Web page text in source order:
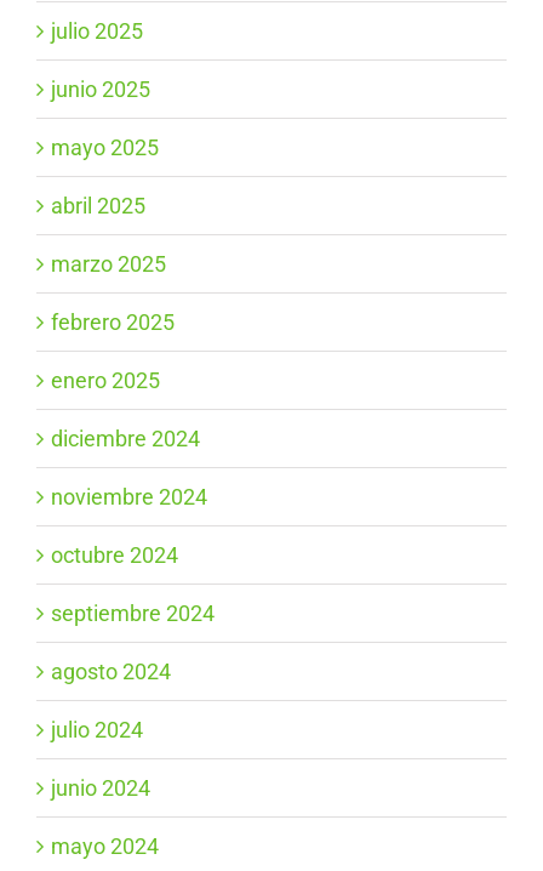
julio 2025
junio 2025
mayo 2025
abril 2025
marzo 2025
febrero 2025
enero 2025
diciembre 2024
noviembre 2024
octubre 2024
septiembre 2024
agosto 2024
julio 2024
junio 2024
mayo 2024